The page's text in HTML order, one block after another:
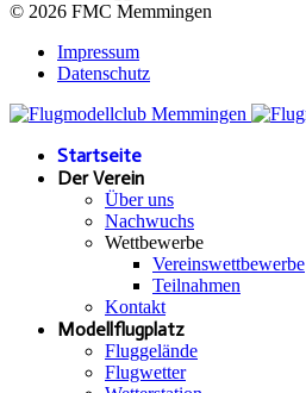
© 2026 FMC Memmingen
Impressum
Datenschutz
Startseite
Der Verein
Über uns
Nachwuchs
Wettbewerbe
Vereinswettbewerbe
Teilnahmen
Kontakt
Modellflugplatz
Fluggelände
Flugwetter